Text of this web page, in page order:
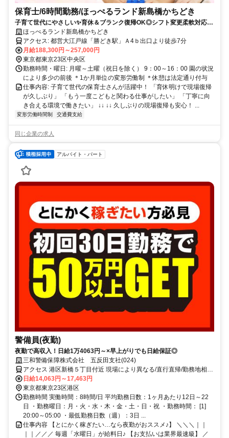
保育士/6時間勤務/ほっぺるランド新島橋かちどき
子育て世代にやさしい✨育休＆ブランク復帰OK◎シフト変更柔軟対応◎
持ち帰りなし☆有休・昇給・賞与あり
ほっぺるランド新島橋かちどき
アクセス: 都営大江戸線「勝どき駅」Ａ4ｂ出口より徒歩7分
月給188,300円～257,000円
東京都東京23区中央区
勤務時間・曜日: 月曜～土曜（祝日を除く） 9：00～16：00 園の状況
により多少の前後 ＊1か月単位の変形労働制 ＊休憩は法定通り付与
仕事内容: 子育て世代の保育士さんが活躍中！ 「育休明けで現場復帰
が久しぶり」 「もう一度こどもと関わる仕事がしたい」 「丁寧に向
き合える環境で働きたい」 ↓↓ ↓↓ 久しぶりの現場復帰も安心！ ...
変形労働時間制 交通費支給
同じ企業の求人
アルバイト・パート
警備員(夜勤)
夜勤で高収入！日給1万4063円～×早上がりでも日給保証◎
三和警備保障株式会社 五反田支社(024)
アクセス 港区新橋５丁目付近 現場により異なる/直行直帰/勤務地相談
可 ■電話面接■来社不要■即日勤務
日給14,063円～17,463円
東京都東京23区港区
勤務時間 実働時間：8時間/日 平均勤務日数：1ヶ月あたり12日～22
日 ・勤務曜日：月・火・水・木・金・土・日・祝 ・勤務時間： [1]
20:00～05:00 ・最低勤務日数（週）：3日 ...
仕事内容 【とにかく稼ぎたい…なら夜勤がおススメ♪】 ＼＼＼｜｜
｜｜／／／ 毎週「水曜日」が給料日♪ 【お支払いは業界最速級】 ／